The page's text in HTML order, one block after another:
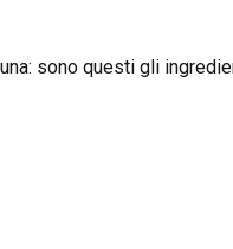
sono questi gli